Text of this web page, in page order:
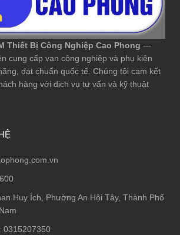
Thiết Bị Công Nghiệp Cao Phong —
cung cấp van công nghiệp và phụ kiện
đạt chuẩn quốc tế. Chúng tôi cam kết
hàng với dịch vụ tư vấn và kỹ thuật
Huy Ích, Phường An Hội Tây, Thành Phố
0315207350